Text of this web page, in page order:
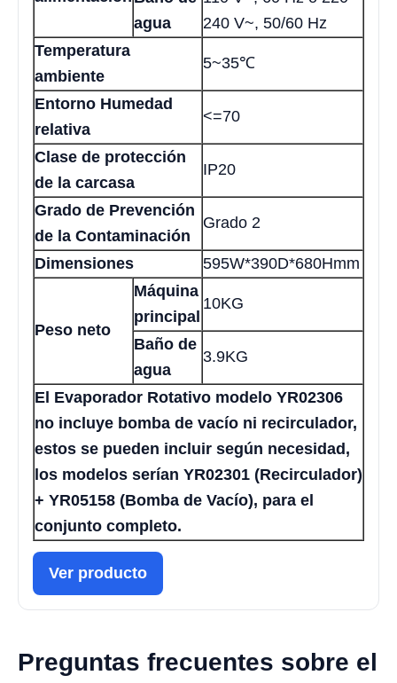
agua
240 V~, 50/60 Hz
Temperatura
ambiente
5~35℃
Entorno Humedad
relativa
<=70
Clase de protección
de la carcasa
IP20
Grado de Prevención
de la Contaminación
Grado 2
Dimensiones 595W*390D*680Hmm
Peso neto
Máquina
principal
10KG
Baño de
agua
3.9KG
El Evaporador Rotativo modelo YR02306
no incluye bomba de vacío ni recirculador,
estos se pueden incluir según necesidad,
los modelos serían YR02301 (Recirculador)
+ YR05158 (Bomba de Vacío), para el
conjunto completo.
Ver producto
Preguntas frecuentes sobre el